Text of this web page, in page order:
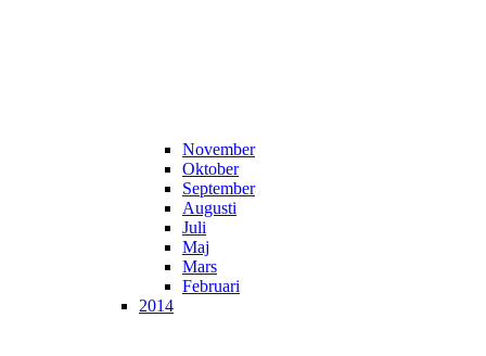
November
Oktober
September
Augusti
Juli
Maj
Mars
Februari
2014